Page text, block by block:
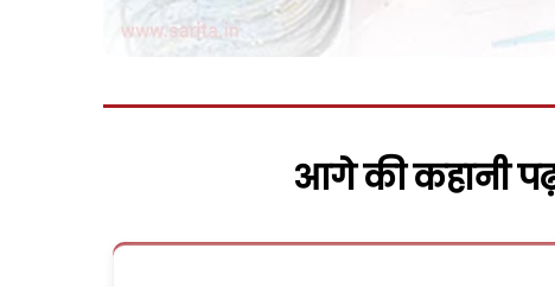
आगे की कहानी